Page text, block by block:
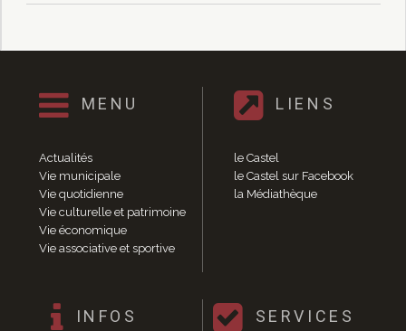
Délibérations 2014
Délibérations 2013
Délibérations 2011
Délibérations 2010
Délibérations 2009
Délibérations 2008
Agenda réunions publiques
Marchés publics
Vie quotidienne
MENU
Actualités
Vie municipale
Vie quotidienne
Vie culturelle et patrimoine
Vie économique
Vie associative et sportive
LIENS
le Castel
le Castel sur Facebook
la Médiathèque
INFOS SERVICES